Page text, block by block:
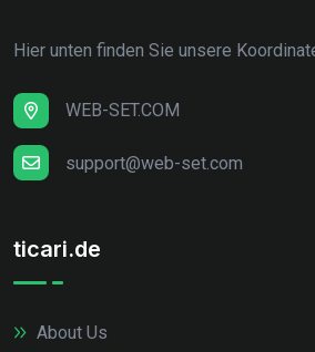
Hier unten finden Sie unsere
WEB-SET.COM
support@web-set.com
ticari.de
About Us